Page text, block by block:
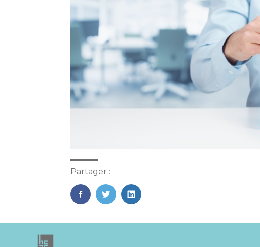
Partager :
FaceBook
TwitterLinkedIn